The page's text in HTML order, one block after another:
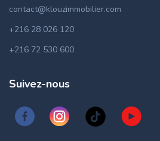
contact@klouzimmobilier.com
+216 28 026 120
+216 72 530 600
Suivez-nous